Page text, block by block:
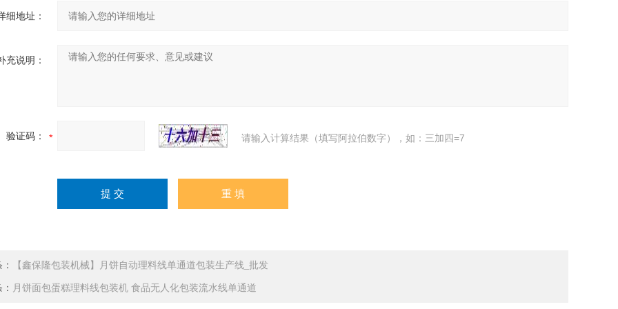
细地址：
充说明：
验证码： 请输入计算结果（填写阿拉伯数字），如：三加四=7
【鑫保隆包装机械】月饼自动理料线单通道包装生产线_批发
月饼面包蛋糕理料线包装机 食品无人化包装流水线单通道